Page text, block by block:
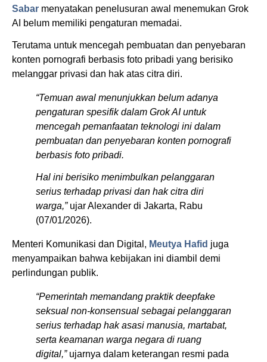
Sabar menyatakan penelusuran awal menemukan Grok
AI belum memiliki pengaturan memadai.
Terutama untuk mencegah pembuatan dan penyebaran
konten pornografi berbasis foto pribadi yang berisiko
melanggar privasi dan hak atas citra diri.
“Temuan awal menunjukkan belum adanya
pengaturan spesifik dalam Grok AI untuk
mencegah pemanfaatan teknologi ini dalam
pembuatan dan penyebaran konten pornografi
berbasis foto pribadi.
Hal ini berisiko menimbulkan pelanggaran
serius terhadap privasi dan hak citra diri
warga,” ujar Alexander di Jakarta, Rabu
(07/01/2026).
Menteri Komunikasi dan Digital, Meutya Hafid juga
menyampaikan bahwa kebijakan ini diambil demi
perlindungan publik.
“Pemerintah memandang praktik deepfake
seksual non-konsensual sebagai pelanggaran
serius terhadap hak asasi manusia, martabat,
serta keamanan warga negara di ruang
digital,”ujarnya dalam keterangan resmi pada